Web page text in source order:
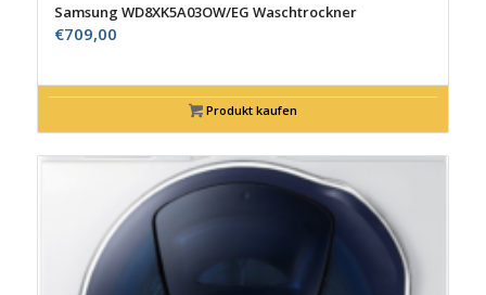
Samsung WD8XK5A03OW/EG Waschtrockner
€709,00
Produkt kaufen